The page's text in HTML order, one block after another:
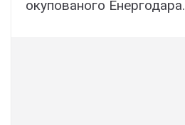
окупованого Енергодара.